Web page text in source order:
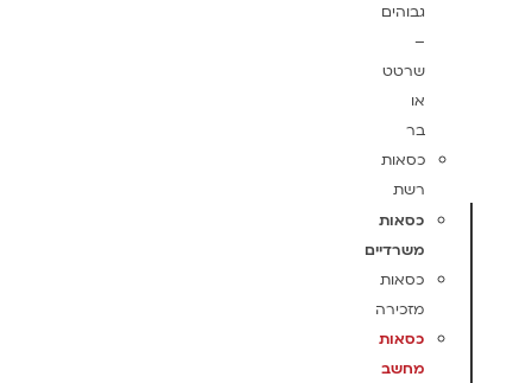
גבוהים
–
שרטט
או
בר
כסאות
רשת
כסאות
משרדיים
כסאות
מזכירה
כסאות
מחשב